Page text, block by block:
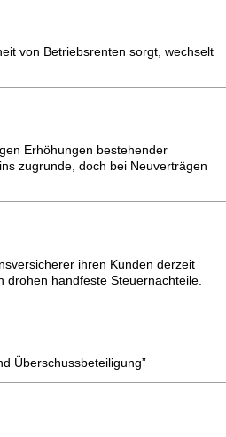
von Betriebsrenten sorgt, wechselt
Erhöhungen bestehender
zugrunde, doch bei Neuverträgen
ihren Kunden derzeit
handfeste Steuernachteile.
Überschussbeteiligung”